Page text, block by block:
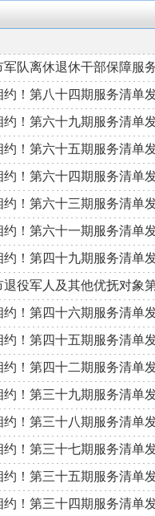
军队离休退休干部保障服
约！第八十四期服务清单
约！第六十九期服务清单
约！第六十五期服务清单
约！第六十四期服务清单
约！第六十三期服务清单
约！第六十一期服务清单
约！第四十九期服务清单
退役军人及其他优抚对象
约！第四十六期服务清单
约！第四十五期服务清单
约！第四十二期服务清单
约！第三十九期服务清单
约！第三十八期服务清单
约！第三十七期服务清单
约！第三十五期服务清单
约！第三十四期服务清单